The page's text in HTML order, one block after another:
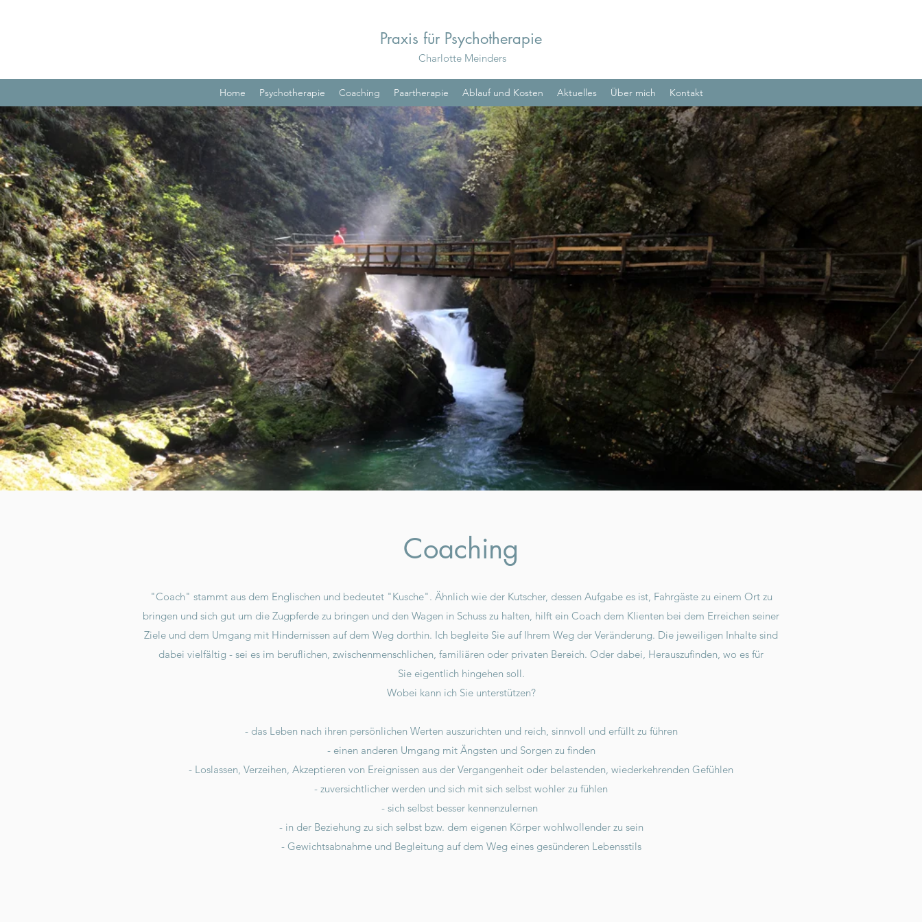
Praxis für Psychotherapie
Charlotte Meinders
Home Psychotherapie Coaching Paartherapie Ablauf und Kosten Aktuelles Über mich Kontakt
Coaching
"Coach" stammt aus dem Englischen und bedeutet "Kusche". Ähnlich wie der Kutscher, dessen Aufgabe es ist, Fahrgäste zu einem Ort zu
bringen und sich gut um die Zugpferde zu bringen und den Wagen in Schuss zu halten, hilft ein Coach dem Klienten bei dem Erreichen seiner
Ziele und dem Umgang mit Hindernissen auf dem Weg dorthin. Ich begleite Sie auf Ihrem Weg der Veränderung. Die jeweiligen Inhalte sind
dabei vielfältig - sei es im beruflichen, zwischenmenschlichen, familiären oder privaten Bereich. Oder dabei, Herauszufinden, wo es für
Sie eigentlich hingehen soll.
Wobei kann ich Sie unterstützen?
- das Leben nach ihren persönlichen Werten auszurichten und reich, sinnvoll und erfüllt zu führen
- einen anderen Umgang mit Ängsten und Sorgen zu finden
- Loslassen, Verzeihen, Akzeptieren von Ereignissen aus der Vergangenheit oder belastenden, wiederkehrenden Gefühlen
- zuversichtlicher werden und sich mit sich selbst wohler zu fühlen
- sich selbst besser kennenzulernen
- in der Beziehung zu sich selbst bzw. dem eigenen Körper wohlwollender zu sein
- Gewichtsabnahme und Begleitung auf dem Weg eines gesünderen Lebensstils